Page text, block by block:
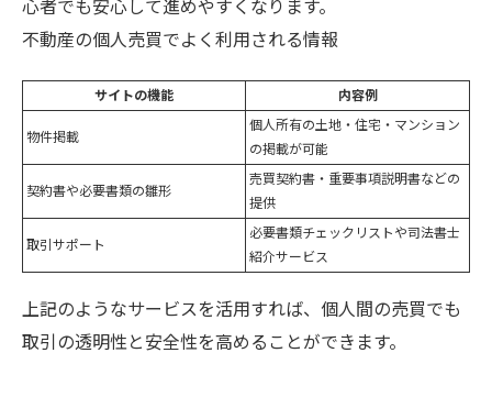
心者でも安心して進めやすくなります。
不動産の個人売買でよく利用される情報
サイトの機能
内容例
物件掲載
個人所有の土地・住宅・マンション
の掲載が可能
契約書や必要書類の雛形
売買契約書・重要事項説明書などの
提供
取引サポート
必要書類チェックリストや司法書士
紹介サービス
上記のようなサービスを活用すれば、個人間の売買でも
取引の透明性と安全性を高めることができます。